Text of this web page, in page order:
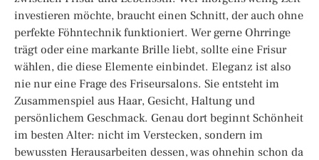
investieren möchte, braucht einen Schnitt, der auch ohne
perfekte Föhntechnik funktioniert. Wer gerne Ohrringe
trägt oder eine markante Brille liebt, sollte eine Frisur
wählen, die diese Elemente einbindet. Eleganz ist also
nie nur eine Frage des Friseursalons. Sie entsteht im
Zusammenspiel aus Haar, Gesicht, Haltung und
persönlichem Geschmack. Genau dort beginnt Schönheit
im besten Alter: nicht im Verstecken, sondern im
bewussten Herausarbeiten dessen, was ohnehin schon da